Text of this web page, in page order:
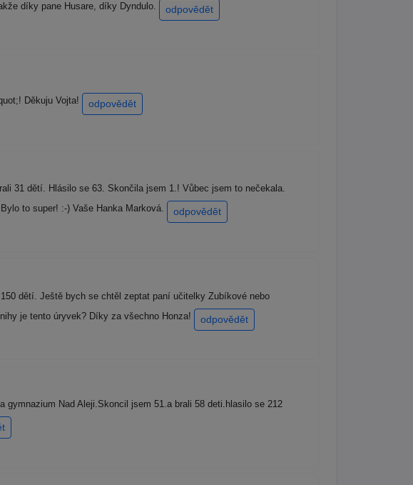
díky pane Husare, díky Dyndulo.
odpovědět
Děkuju Vojta! odpovědět
31 dětí. Hlásilo se 63. Skončila jsem 1.! Vůbec jsem to nečekala.
to super! :-) Vaše Hanka Marková.
odpovědět
dětí. Ještě bych se chtěl zeptat paní učitelky Zubíkové nebo
je tento úryvek? Díky za všechno Honza!
odpovědět
Nad Aleji.Skoncil jsem 51.a brali 58 deti.hlasilo se 212